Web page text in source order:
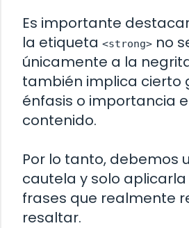
Es importante
la etiqueta <strong> no
únicamente a la
también implica cierto
énfasis o importancia
contenido.
Por lo tanto, debemos
cautela y solo
frases que realmente
resaltar.